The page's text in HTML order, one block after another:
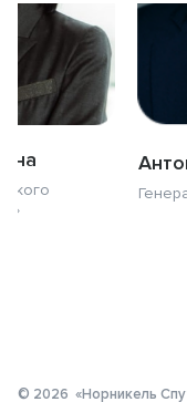
© 2026 «Норникель